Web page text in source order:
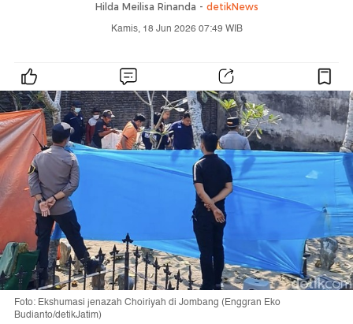
Hilda Meilisa Rinanda - detikNews
Kamis, 18 Jun 2026 07:49 WIB
Foto: Ekshumasi jenazah Choiriyah di Jombang (Enggran Eko
Budianto/detikJatim)